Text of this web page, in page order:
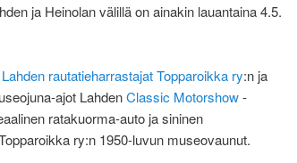
ja Heinolan välillä on ainakin lauantaina 4.5.
Lahden rautatieharrastajat Topparoikka ry:n ja
ajot LahdenClassic Motorshow-
ratakuorma-auto ja sininen
ry:n 1950-luvun museovaunut.